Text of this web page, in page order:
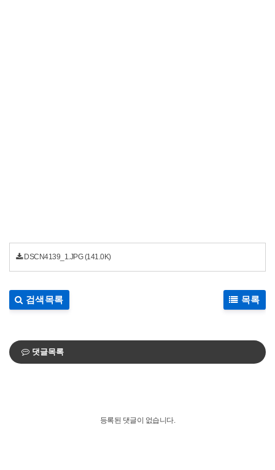
DSCN4139_1.JPG(141.0K)
검색목록 목록
댓글목록
등록된 댓글이 없습니다.